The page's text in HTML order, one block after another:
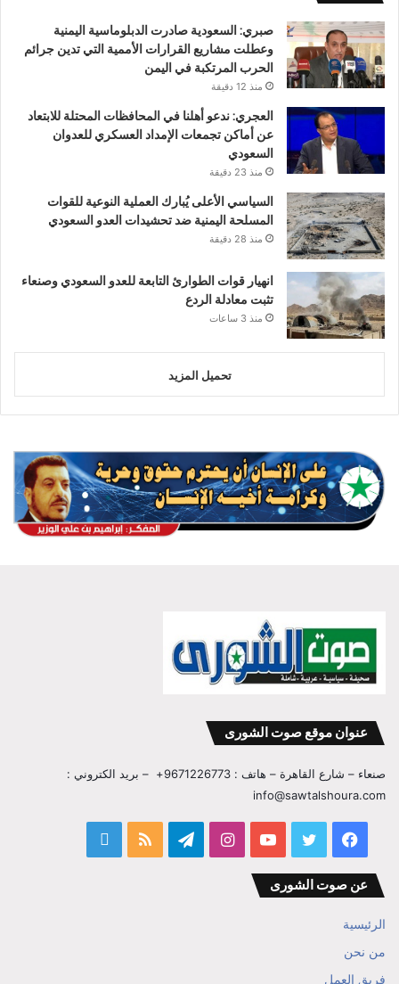
صبري: السعودية صادرت الدبلوماسية اليمنية
وعطلت مشاريع القرارات الأممية التي تدين جرائم
الحرب المرتكبة في اليمن
منذ 12 دقيقة
العجري: ندعو أهلنا في المحافظات المحتلة للابتعاد
عن أماكن تجمعات الإمداد العسكري للعدوان
السعودي
منذ 23 دقيقة
السياسي الأعلى يُبارك العملية النوعية للقوات
المسلحة اليمنية ضد تحشيدات العدو السعودي
منذ 28 دقيقة
انهيار قوات الطوارئ التابعة للعدو السعودي وصنعاء
تثبت معادلة الردع
منذ 3 ساعات
تحميل المزيد
عنوان موقع صوت الشورى
صنعاء – شارع القاهرة – هاتف : 9671226773+ – بريد الكتروني :
info@sawtalshoura.com
فيسبوك تويتر يوتيوب انستقرامتيلقرام ملخص
عن صوت الشورى
الرئيسية
من نحن
فريق العمل